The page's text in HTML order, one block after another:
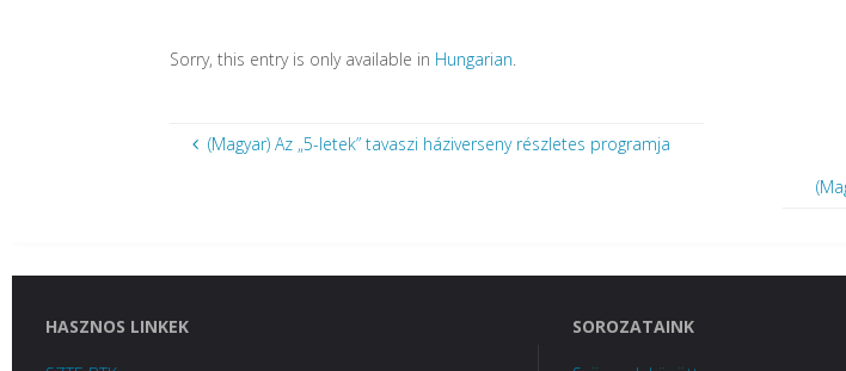
Sorry, this entry is only available in Hungarian.
(Magyar) Az „5-letek” tavaszi háziverseny részletes programja
HASZNOS LINKEK SOROZATAINK